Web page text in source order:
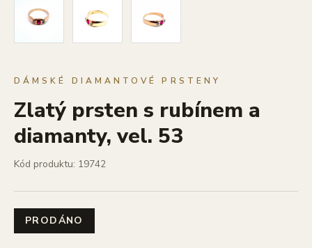
DÁMSKÉ DIAMANTOVÉ PRSTENY
Zlatý prsten s rubínem a
diamanty, vel. 53
Kód produktu: 19742
PRODÁNO